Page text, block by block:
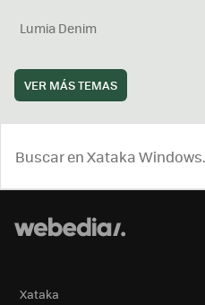
Lumia Denim
VER MÁS TEMAS
Xataka